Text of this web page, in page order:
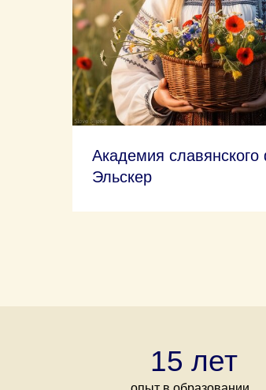
Академия славянского
Эльскер
15 лет